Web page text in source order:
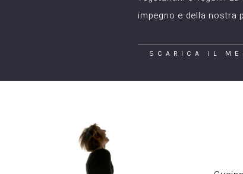
impegno e della
SCARICA IL